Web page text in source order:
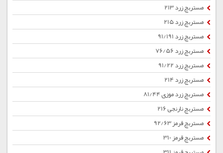
مستربچ زرد 213
مستربچ زرد 215
مستربچ زرد 91/191
مستربچ زرد 76/56
مستربچ زرد 91/22
مستربچ زرد 214
مستربچ زرد موزی 81/44
مستربچ نارنجی 216
مستربچ قرمز 92/63
مستربچ قرمز 310